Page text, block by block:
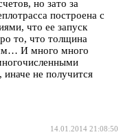
но зато за
построена с
что ее запуск
то, что толщина
И много много
не получится
14.01.2014 21:08:50